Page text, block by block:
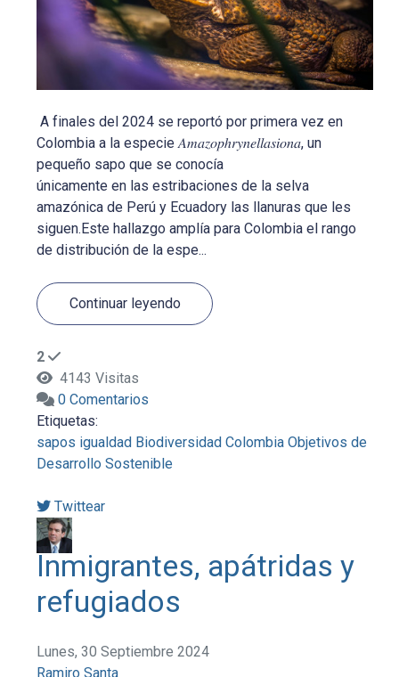
A finales del 2024 se reportó por primera vez en
Colombia a la especie 𝐴𝑚𝑎𝑧𝑜𝑝ℎ𝑟𝑦𝑛𝑒𝑙𝑙𝑎𝑠𝑖𝑜𝑛𝑎, un
pequeño sapo que se conocía
únicamente en las estribaciones de la selva
amazónica de Perú y Ecuadory las llanuras que les
siguen.Este hallazgo amplía para Colombia el rango
de distribución de la espe...
Continuar leyendo
2
4143 Visitas
0 Comentarios
Etiquetas:
sapos igualdad Biodiversidad Colombia Objetivos de
Desarrollo Sostenible
Twittear
Inmigrantes, apátridas y
refugiados
Lunes, 30 Septiembre 2024
Ramiro Santa